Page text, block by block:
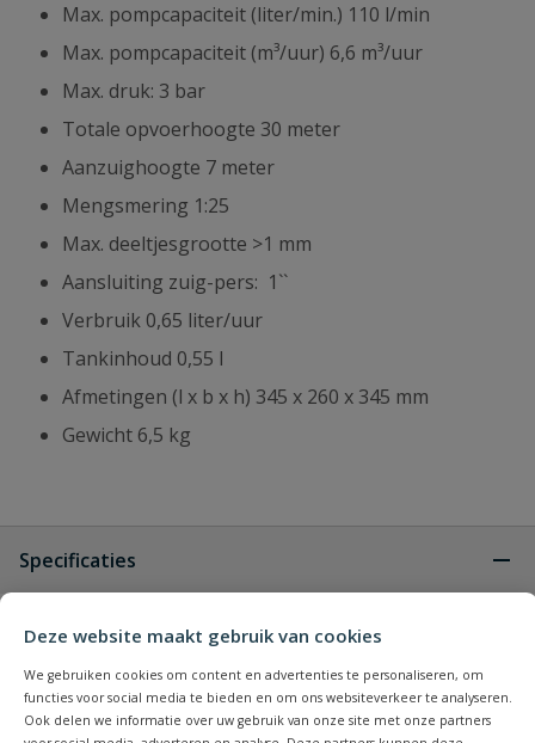
Deze website maakt gebruik van cookies
We gebruiken cookies om content en advertenties te personaliseren, om
functies voor social media te bieden en om ons websiteverkeer te analyseren.
Ook delen we informatie over uw gebruik van onze site met onze partners
Max. pompcapaciteit (liter/min.) 110 l/min
Max. pompcapaciteit (m³/uur) 6,6 m³/uur
Max. druk: 3 bar
Totale opvoerhoogte 30 meter
Aanzuighoogte 7 meter
Mengsmering 1:25
Max. deeltjesgrootte >1 mm
Aansluiting zuig-pers: 1``
Verbruik 0,65 liter/uur
Tankinhoud 0,55 l
Afmetingen (l x b x h) 345 x 260 x 345 mm
Gewicht 6,5 kg
Specificaties
Type aansluiting buitendraad
Merknaam Koshin